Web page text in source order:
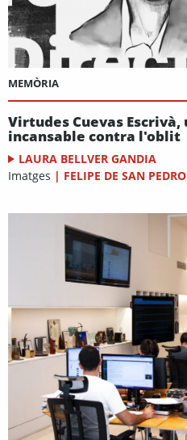
MEMÒRIA
Virtudes Cuevas
incansable contra l'oblit
LAURA BELLVER GANDIA
Imatges | FELIPE DE SAN PEDRO